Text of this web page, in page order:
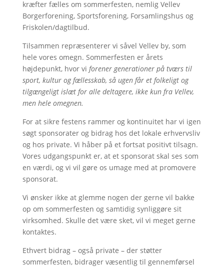
kræfter fælles om sommerfesten, nemlig Vellev
Borgerforening, Sportsforening, Forsamlingshus og
Friskolen/dagtilbud.
Tilsammen repræsenterer vi såvel Vellev by, som
hele vores omegn. Sommerfesten er årets
højdepunkt, hvor vi forener generationer på tværs til
sport, kultur og fællesskab, så ugen får et folkeligt og
tilgængeligt islæt for alle deltagere, ikke kun fra Vellev,
men hele omegnen.
For at sikre festens rammer og kontinuitet har vi igen
søgt sponsorater og bidrag hos det lokale erhvervsliv
og hos private. Vi håber på et fortsat positivt tilsagn.
Vores udgangspunkt er, at et sponsorat skal ses som
en værdi, og vi vil gøre os umage med at promovere
sponsorat.
Vi ønsker ikke at glemme nogen der gerne vil bakke
op om sommerfesten og samtidig synliggøre sit
virksomhed. Skulle det være sket, vil vi meget gerne
kontaktes.
Ethvert bidrag – også private – der støtter
sommerfesten, bidrager væsentlig til gennemførsel